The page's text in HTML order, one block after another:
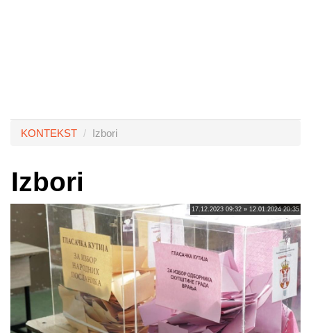
KONTEKST Izbori
Izbori
17.12.2023 09:32 » 12.01.2024 20:35